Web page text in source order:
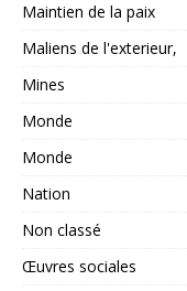
Maintien de la paix
Maliens de l'exterieur,
Mines
Monde
Monde
Nation
Non classé
Œuvres sociales